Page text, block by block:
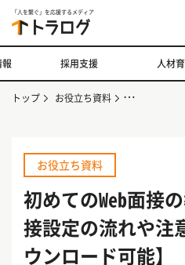
「人を繋ぐ」を応援するメディア
採用支援 人材
トップ お役立ち資料 初めてのWeb
お役立ち資料
初めてのWeb面接
接設定の流れや注
ウンロード可能】